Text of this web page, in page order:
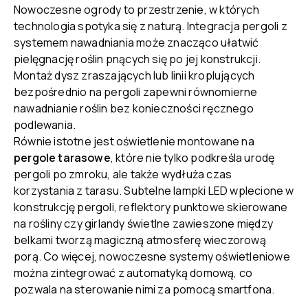
Nowoczesne ogrody to przestrzenie, w których
technologia spotyka się z naturą. Integracja pergoli z
systemem nawadniania może znacząco ułatwić
pielęgnację roślin pnących się po jej konstrukcji.
Montaż dysz zraszających lub linii kroplujących
bezpośrednio na pergoli zapewni równomierne
nawadnianie roślin bez konieczności ręcznego
podlewania.
Równie istotne jest oświetlenie montowane na
pergole tarasowe, które nie tylko podkreśla urodę
pergoli po zmroku, ale także wydłuża czas
korzystania z tarasu. Subtelne lampki LED wplecione w
konstrukcję pergoli, reflektory punktowe skierowane
na rośliny czy girlandy świetlne zawieszone między
belkami tworzą magiczną atmosferę wieczorową
porą. Co więcej, nowoczesne systemy oświetleniowe
można zintegrować z automatyką domową, co
pozwala na sterowanie nimi za pomocą smartfona.